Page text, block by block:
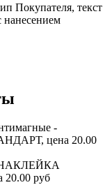
Покупателя, текст
нанесением